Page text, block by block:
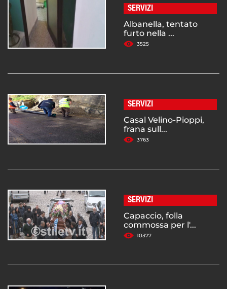
SERVIZI
Albanella, tentato
furto nella ...
3525
SERVIZI
Casal Velino-Pioppi,
frana sull...
3763
SERVIZI
Capaccio, folla
commossa per l'...
10377